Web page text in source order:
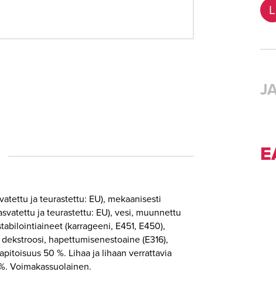
L
ja teurastettu: EU), mekaanisesti
ja teurastettu: EU), vesi, muunnettu
(karrageeni, E451, E450),
hapettumisenestoaine (E316),
50 %. Lihaa ja lihaan verrattavia
Voimakassuolainen.